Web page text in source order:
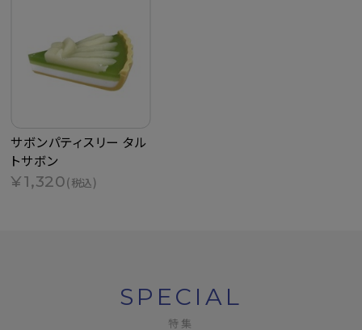
サボンパティスリー タル
トサボン
¥1,320(税込)
SPECIAL
特集